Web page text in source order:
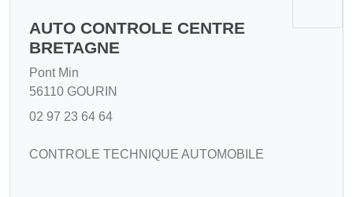
AUTO CONTROLE CENTRE
BRETAGNE
Pont Min
56110 GOURIN
02 97 23 64 64
CONTROLE TECHNIQUE AUTOMOBILE